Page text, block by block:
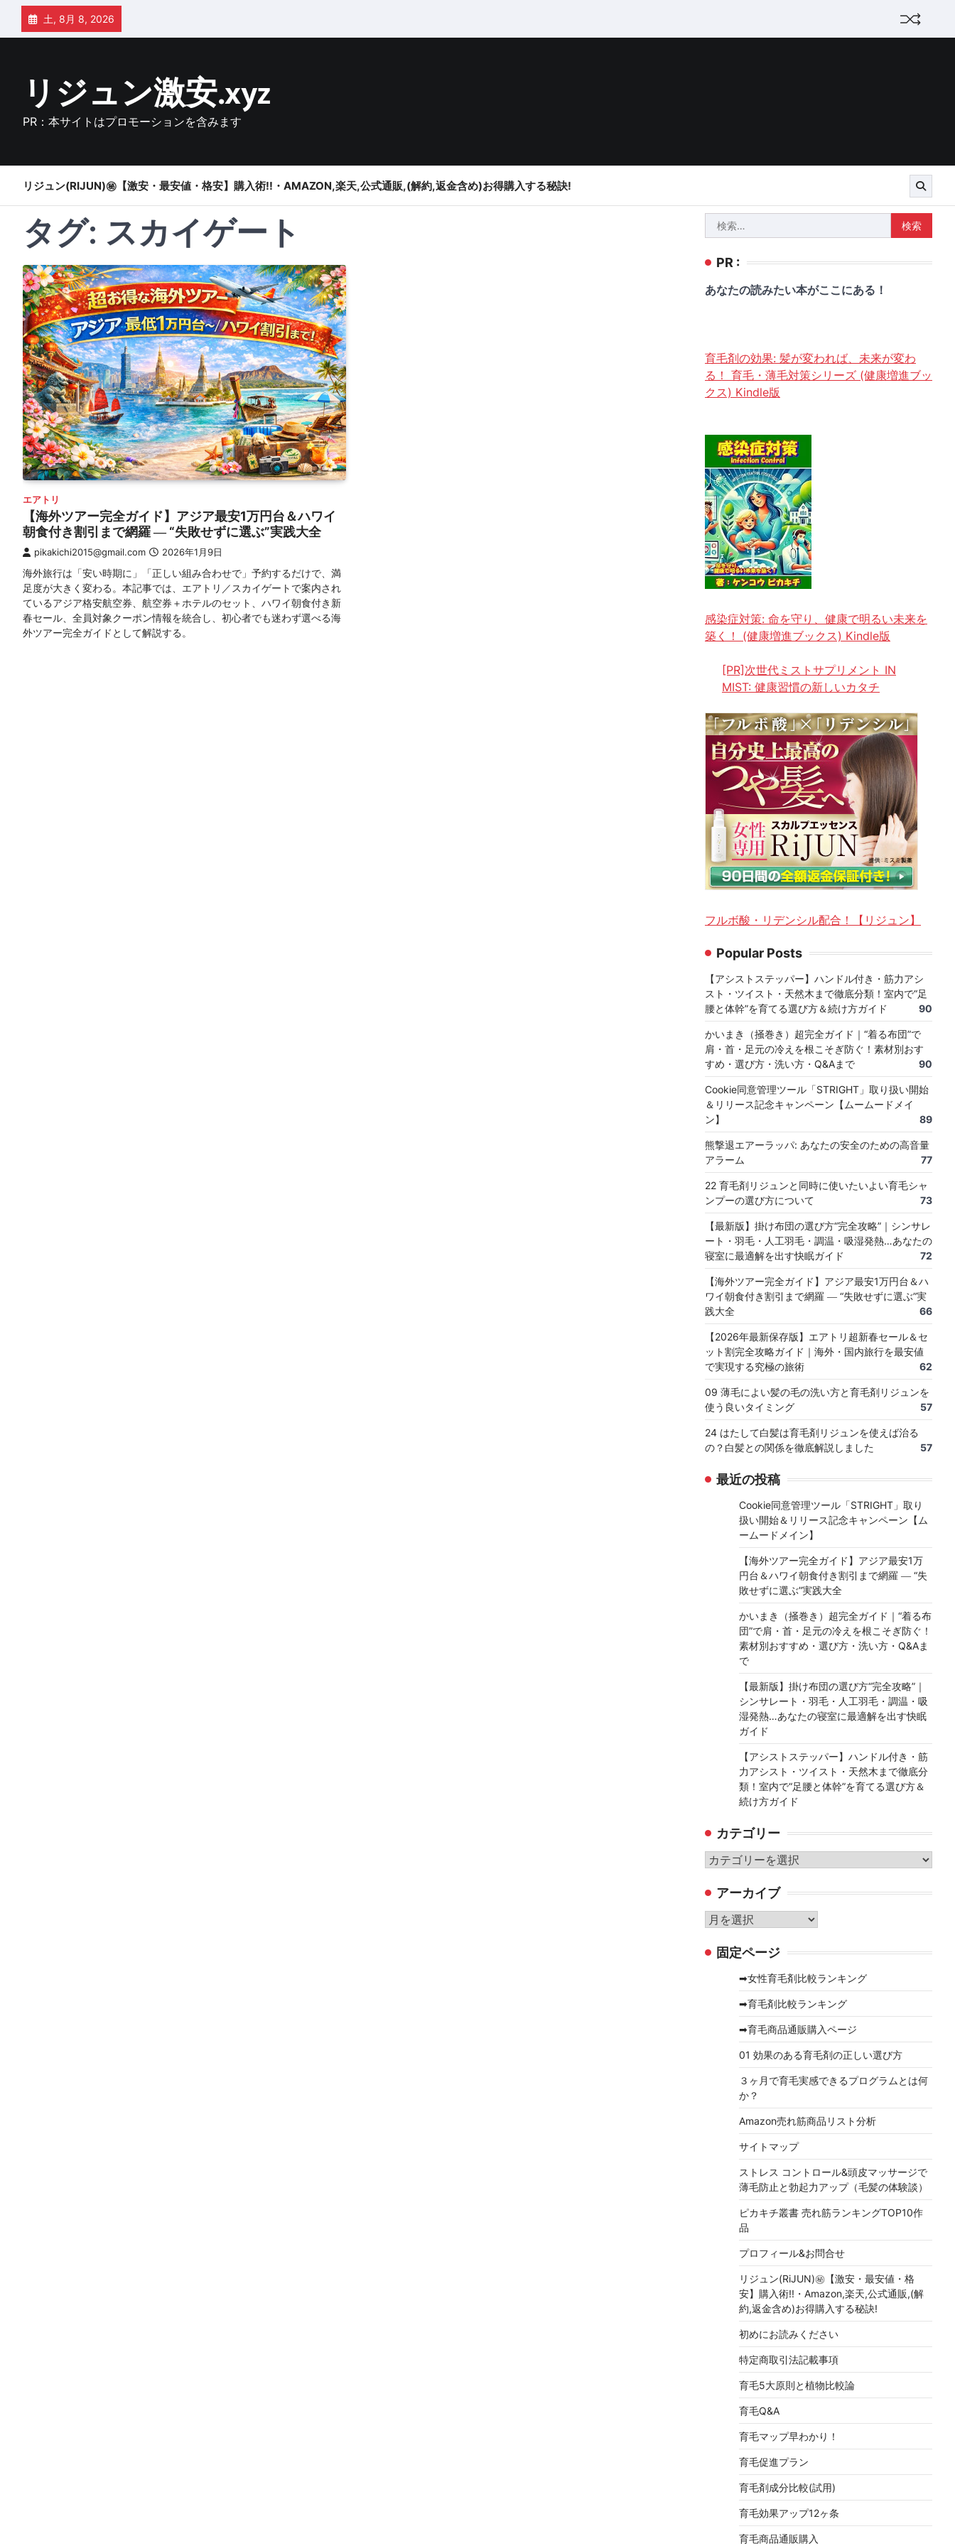
Skip
content
土, 8月 8, 2026
リジュン激安.xyz
PR：本サイトはプロモーションを含みます
リジュン(RIJUN)㊙【激安・最安値・格安】購入術!!・AMAZON,楽天,公式通販,(解約,返金含め)お得購入する秘訣!
タグ: スカイゲート
エアトリ
【海外ツアー完全ガイド】アジア最安1万円台＆ハワイ
朝食付き割引まで網羅 ― “失敗せずに選ぶ”実践大全
pikakichi2015@gmail.com 2026年1月9日
海外旅行は「安い時期に」「正しい組み合わせで」予約するだけで、満
足度が大きく変わる。本記事では、エアトリ／スカイゲートで案内され
ているアジア格安航空券、航空券＋ホテルのセット、ハワイ朝食付き新
春セール、全員対象クーポン情報を統合し、初心者でも迷わず選べる海
外ツアー完全ガイドとして解説する。
索:
PR :
あなたの読みたい本がここにある！
育毛剤の効果: 髪が変われば、未来が変わ
る！ 育毛・薄毛対策シリーズ (健康増進ブッ
クス) Kindle版
感染症対策: 命を守り、健康で明るい未来を
築く！ (健康増進ブックス) Kindle版
[PR]次世代ミストサプリメント IN
MIST: 健康習慣の新しいカタチ
フルボ酸・リデンシル配合！【リジュン】
Popular Posts
【アシストステッパー】ハンドル付き・筋力アシ
スト・ツイスト・天然木まで徹底分類！室内で“足
腰と体幹”を育てる選び方＆続け方ガイド
90
かいまき（掻巻き）超完全ガイド｜“着る布団”で
肩・首・足元の冷えを根こそぎ防ぐ！素材別おす
すめ・選び方・洗い方・Q&Aまで
90
Cookie同意管理ツール「STRIGHT」取り扱い開始
＆リリース記念キャンペーン【ムームードメイ
ン】
89
熊撃退エアーラッパ: あなたの安全のための高音量
アラーム
77
22 育毛剤リジュンと同時に使いたいよい育毛シャ
ンプーの選び方について
73
【最新版】掛け布団の選び方“完全攻略”｜シンサレ
ート・羽毛・人工羽毛・調温・吸湿発熱…あなたの
寝室に最適解を出す快眠ガイド
72
【海外ツアー完全ガイド】アジア最安1万円台＆ハ
ワイ朝食付き割引まで網羅 ― “失敗せずに選ぶ”実
践大全
66
【2026年最新保存版】エアトリ超新春セール＆セ
ット割完全攻略ガイド｜海外・国内旅行を最安値
で実現する究極の旅術
62
09 薄毛によい髪の毛の洗い方と育毛剤リジュンを
使う良いタイミング
57
24 はたして白髪は育毛剤リジュンを使えば治る
の？白髪との関係を徹底解説しました
57
最近の投稿
Cookie同意管理ツール「STRIGHT」取り
扱い開始＆リリース記念キャンペーン【ム
ームードメイン】
【海外ツアー完全ガイド】アジア最安1万
円台＆ハワイ朝食付き割引まで網羅 ― “失
敗せずに選ぶ”実践大全
かいまき（掻巻き）超完全ガイド｜“着る布
団”で肩・首・足元の冷えを根こそぎ防ぐ！
素材別おすすめ・選び方・洗い方・Q&Aま
で
【最新版】掛け布団の選び方“完全攻略”｜
シンサレート・羽毛・人工羽毛・調温・吸
湿発熱…あなたの寝室に最適解を出す快眠
ガイド
【アシストステッパー】ハンドル付き・筋
力アシスト・ツイスト・天然木まで徹底分
類！室内で“足腰と体幹”を育てる選び方＆
続け方ガイド
カテゴリー
カ
ゴ
リ
ー
アーカイブ
ア
カ 固定ページ
➡女性育毛剤比較ランキング
➡育毛剤比較ランキング
➡育毛商品通販購入ページ
01 効果のある育毛剤の正しい選び方
３ヶ月で育毛実感できるプログラムとは何
か？
Amazon売れ筋商品リスト分析
サイトマップ
ストレス コントロール&頭皮マッサージで
薄毛防止と勃起力アップ（毛髪の体験談）
ピカキチ叢書 売れ筋ランキングTOP10作
品
プロフィール&お問合せ
リジュン(RiJUN)㊙【激安・最安値・格
安】購入術!!・Amazon,楽天,公式通販,(解
約,返金含め)お得購入する秘訣!
初めにお読みください
特定商取引法記載事項
育毛5大原則と植物比較論
育毛Q&A
育毛マップ早わかり！
育毛促進プラン
育毛剤成分比較(試用)
育毛効果アップ12ヶ条
育毛商品通販購入